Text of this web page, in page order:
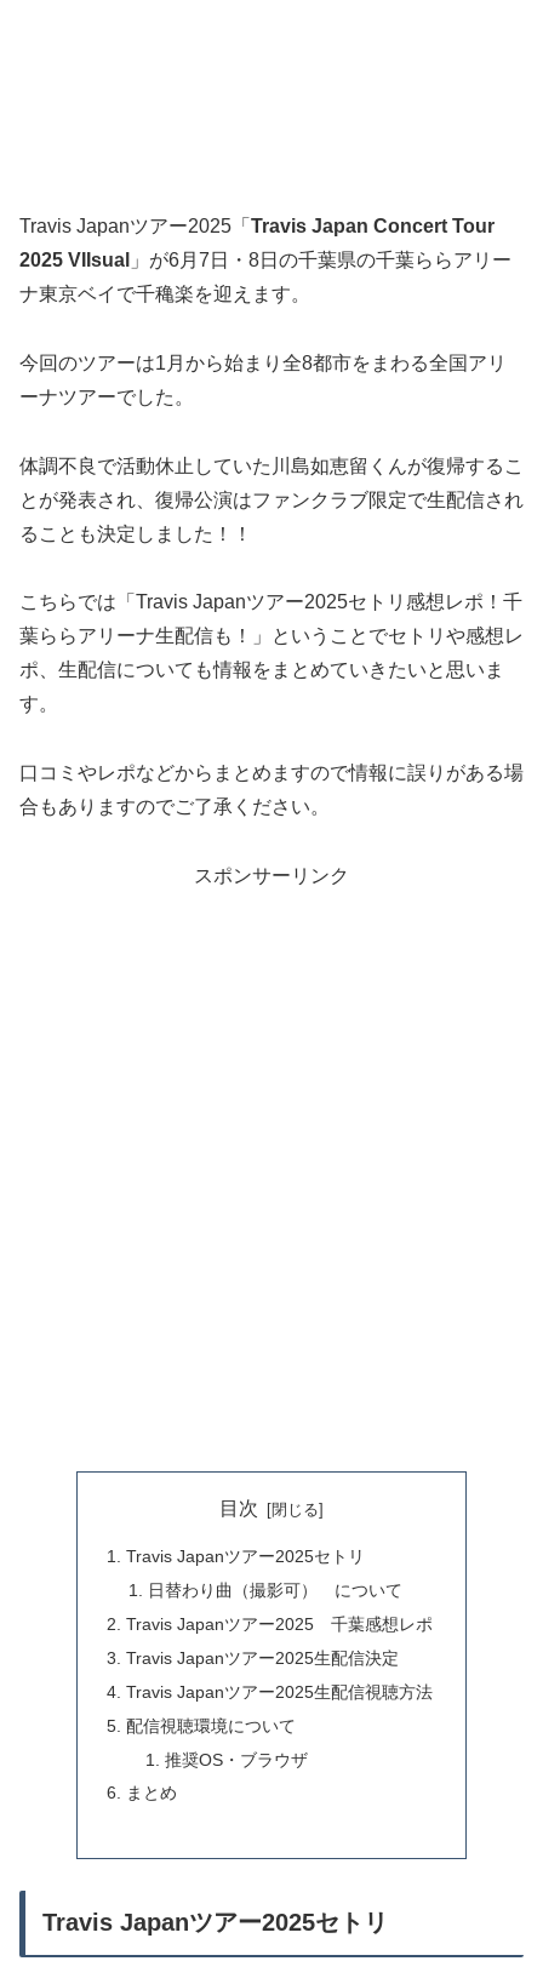
Travis Japanツアー2025「 Travis Japan Concert Tour
2025 VIIsual 」が6月7日・8日の千葉県の千葉ららアリー
ナ東京ベイで千穐楽を迎えます。
今回のツアーは1月から始まり全8都市をまわる全国アリ
ーナツアーでした。
体調不良で活動休止していた川島如恵留くんが復帰するこ
とが発表され、復帰公演はファンクラブ限定で生配信され
ることも決定しました！！
こちらでは「Travis Japanツアー2025セトリ感想レポ！千
葉ららアリーナ生配信も！」ということでセトリや感想レ
ポ、生配信についても情報をまとめていきたいと思いま
す。
口コミやレポなどからまとめますので情報に誤りがある場
合もありますのでご了承ください。
スポンサーリンク
目次
Travis Japanツアー2025セトリ
日替わり曲（撮影可） について
Travis Japanツアー2025 千葉感想レポ
Travis Japanツアー2025生配信決定
Travis Japanツアー2025生配信視聴方法
配信視聴環境について
推奨OS・ブラウザ
まとめ
Travis Japanツアー2025セトリ